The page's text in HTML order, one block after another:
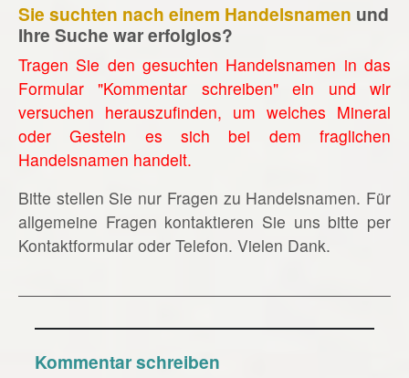
Sie suchten nach einem Handelsnamen und
Ihre Suche war erfolglos?
Tragen Sie den gesuchten Handelsnamen in das
Formular "Kommentar schreiben" ein und wir
versuchen herauszufinden, um welches Mineral
oder Gestein es sich bei dem fraglichen
Handelsnamen handelt.
Bitte stellen Sie nur Fragen zu Handelsnamen. Für
allgemeine Fragen kontaktieren Sie uns bitte per
Kontaktformular oder Telefon. Vielen Dank.
Kommentar schreiben